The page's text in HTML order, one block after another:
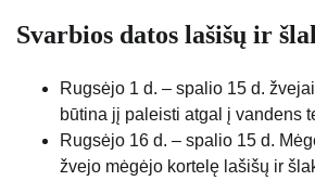
Svarbios datos lašišų ir
Rugsėjo 1 d. – spalio 15 d.
būtina jį paleisti atgal į vandens
Rugsėjo 16 d. – spalio 15 d.
žvejo mėgėjo kortelę lašišų ir